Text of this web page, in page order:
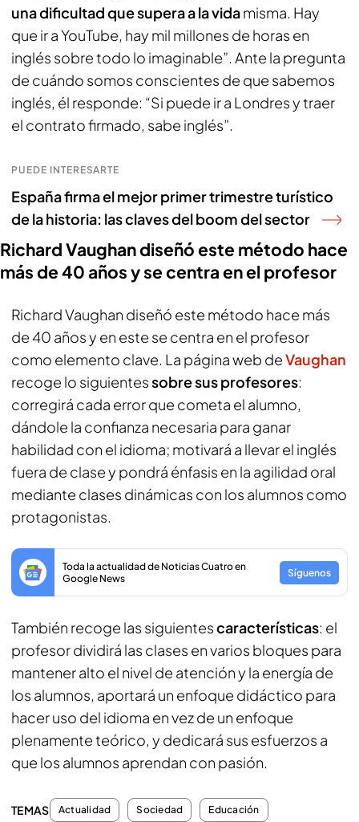
una dificultad que supera a la vidamisma. Hay
que ir a YouTube, hay mil millones de horas en
inglés sobre todo lo imaginable”. Ante la pregunta
de cuándo somos conscientes de que sabemos
inglés, él responde: “Si puede ir a Londres y traer
el contrato firmado, sabe inglés”.
PUEDE INTERESARTE
España firma el mejor primer trimestre turístico
de la historia: las claves del boom del sector
Richard Vaughan diseñó este método hace
más de 40 años y se centra en el profesor
Richard Vaughan diseñó este método hace más
de 40 años y en este se centra en el profesor
como elemento clave. La página web deVaughan
recoge lo siguientessobre sus profesores:
corregirá cada error que cometa el alumno,
dándole la confianza necesaria para ganar
habilidad con el idioma; motivará a llevar el inglés
fuera de clase y pondrá énfasis en la agilidad oral
mediante clases dinámicas con los alumnos como
protagonistas.
Toda la actualidad de Noticias Cuatro en
Google News
Síguenos
También recoge las siguientescaracterísticas: el
profesor dividirá las clases en varios bloques para
mantener alto el nivel de atención y la energía de
los alumnos, aportará un enfoque didáctico para
hacer uso del idioma en vez de un enfoque
plenamente teórico, y dedicará sus esfuerzos a
que los alumnos aprendan con pasión.
TEMAS Actualidad Sociedad Educación